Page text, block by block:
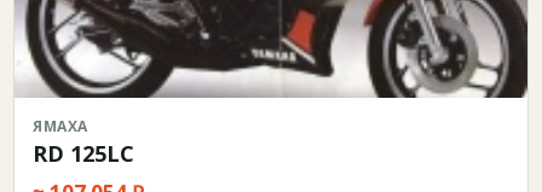
ЯМАХА
RD 125LC